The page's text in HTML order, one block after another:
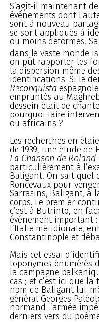
S’agit-il maintenant
événements dont
sont à nouveau
se sont appliqués à
ou moins déformés.
dans le vaste monde
on pût rapporter les
la dispersion même
identifications. Si le
Reconquista
empruntés au
dessein était de
pourquoi faire
ou africains ?
Les recherches en
de 1939, une étude de
La Chanson de Roland
particulièrement à
Baligant. On sait quel
Roncevaux pour
Sarrasins, Baligant, à
corps. Le premier
c’est à Butrinto, en
événement important
l’Italie méridionale,
Constantinople et
Mais cet essai
toponymes énumérés
la campagne
cas ; et c’est ici que la
nom de Baligant lui-
général Georges
normand l’armée
derniers vers du